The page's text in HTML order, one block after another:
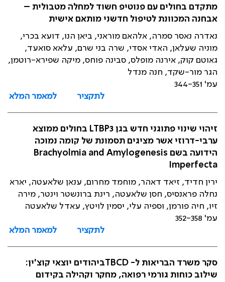
מתקדם בחולים עם פנוטיפ חשוד למחלה מטבולית –
אבחנה המכוונת לטיפול חדשני מותאם אישית
נאדרה נאסר סמרה, אלהאם מוראני, ביאן הנו, דועא בכרי,
מוניה שעלאן, האדי אסדי, שרה בני שרם, עלאא סואעד,
גאוטם קוק, אירנה מופלס, סבינה פוחס, מיקה שפירא-רוטמן,
הגר מור-שקד, חנה מנדל
עמ' 344-351
לתקציר
למאמר המלא
זיהוי שינוי פתוגני חדש בגן LTBP3 בחולים ממוצא
ערבי-דרוזי אשר מציגים תסמונת של קומה נמוכה
הידועה בשם Brachyolmia and Amylogenesis
Imperfecta
ירין חדיד, זיאד דאהר, מוחמד מחרום, ענאן שלאעטה, יארא
נחלה פראנסיס, חסן שלאעטה, רינת ברונשטר וינטר, מירה
זיו, חיה פורמן, וספיה עלי, יסמין לויטץ, עאדל שלאעטה
עמ' 352-358
לתקציר
למאמר המלא
סקר משרד הבריאות ל- TBCDביהודים יוצאי קוצ'ין:
שילוב כוחות גורמי רפואה, מחקר וקהילה בקידום